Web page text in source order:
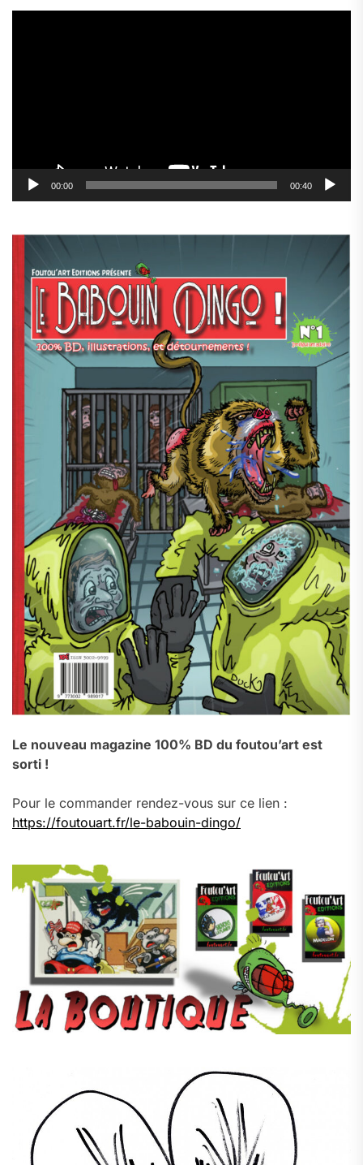
00:00 00:40
Le nouveau magazine 100% BD du foutou’art est
sorti !
Pour le commander rendez-vous sur ce lien :
https://foutouart.fr/le-babouin-dingo/